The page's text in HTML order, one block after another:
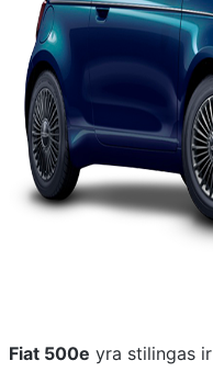
Fiat 500e yra stilingas